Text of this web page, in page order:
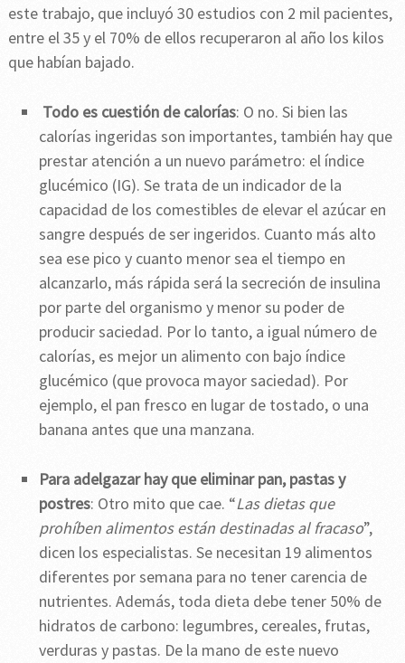
este trabajo, que incluyó 30 estudios con 2 mil pacientes,
entre el 35 y el 70% de ellos recuperaron al año los kilos
que habían bajado.
Todo es cuestión de calorías: O no. Si bien las
calorías ingeridas son importantes, también hay que
prestar atención a un nuevo parámetro: el índice
glucémico (IG). Se trata de un indicador de la
capacidad de los comestibles de elevar el azúcar en
sangre después de ser ingeridos. Cuanto más alto
sea ese pico y cuanto menor sea el tiempo en
alcanzarlo, más rápida será la secreción de insulina
por parte del organismo y menor su poder de
producir saciedad. Por lo tanto, a igual número de
calorías, es mejor un alimento con bajo índice
glucémico (que provoca mayor saciedad). Por
ejemplo, el pan fresco en lugar de tostado, o una
banana antes que una manzana.
Para adelgazar hay que eliminar pan, pastas y
postres: Otro mito que cae. “Las dietas que
prohíben alimentos están destinadas al fracaso”,
dicen los especialistas. Se necesitan 19 alimentos
diferentes por semana para no tener carencia de
nutrientes. Además, toda dieta debe tener 50% de
hidratos de carbono: legumbres, cereales, frutas,
verduras y pastas. De la mano de este nuevo